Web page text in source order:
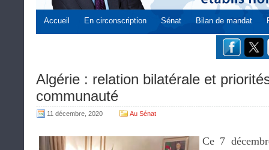
Accueil En circonscription Sénat Bilan de mandat
Algérie : relation bilatérale et
communauté
11 décembre, 2020 Au Sénat
Ce 7